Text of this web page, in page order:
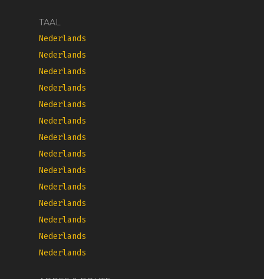
TAAL
Nederlands
Nederlands
Nederlands
Nederlands
Nederlands
Nederlands
Nederlands
Nederlands
Nederlands
Nederlands
Nederlands
Nederlands
Nederlands
Nederlands